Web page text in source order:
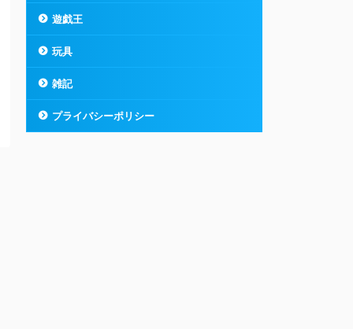
遊戯王
玩具
雑記
プライバシーポリシー